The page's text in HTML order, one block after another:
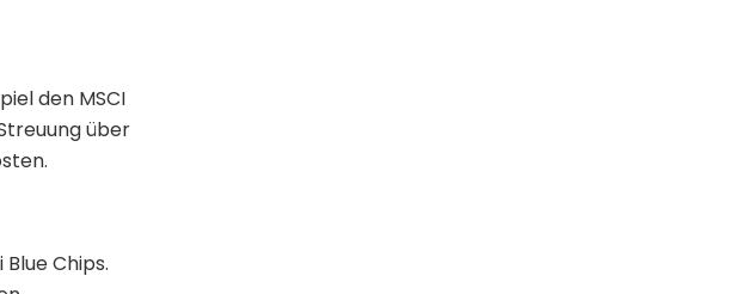
den MSCI
über
Chips.